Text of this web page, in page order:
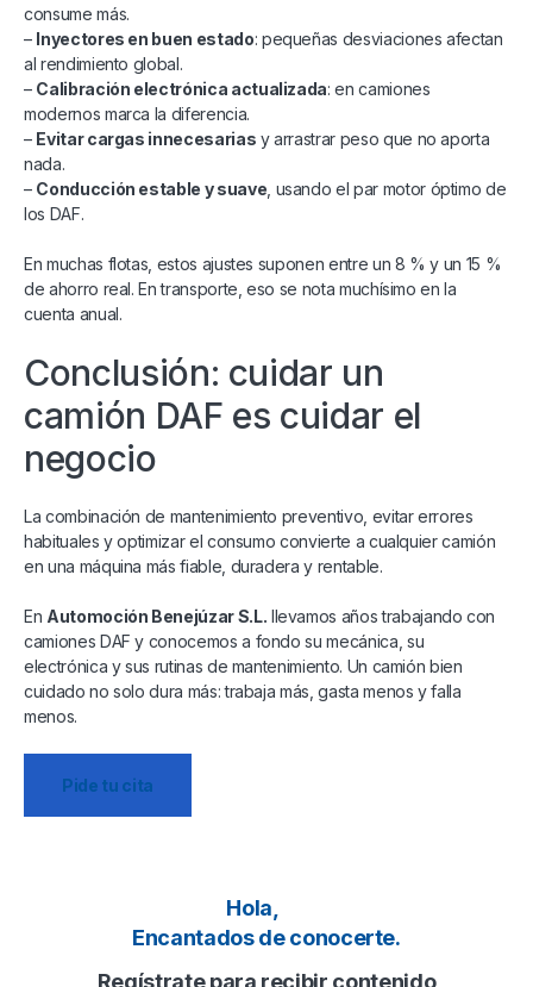
consume más.
– Inyectores en buen estado: pequeñas desviaciones afectan
al rendimiento global.
– Calibración electrónica actualizada: en camiones
modernos marca la diferencia.
– Evitar cargas innecesarias y arrastrar peso que no aporta
nada.
– Conducción estable y suave , usando el par motor óptimo de
los DAF.
En muchas flotas, estos ajustes suponen entre un 8 % y un 15 %
de ahorro real. En transporte, eso se nota muchísimo en la
cuenta anual.
Conclusión: cuidar un
camión DAF es cuidar el
negocio
La combinación de mantenimiento preventivo, evitar errores
habituales y optimizar el consumo convierte a cualquier camión
en una máquina más fiable, duradera y rentable.
En Automoción Benejúzar S.L. llevamos años trabajando con
camiones DAF y conocemos a fondo su mecánica, su
electrónica y sus rutinas de mantenimiento. Un camión bien
cuidado no solo dura más: trabaja más, gasta menos y falla
menos.
Pide tu cita
Hola,
Encantados de conocerte.
Regístrate para recibir contenido